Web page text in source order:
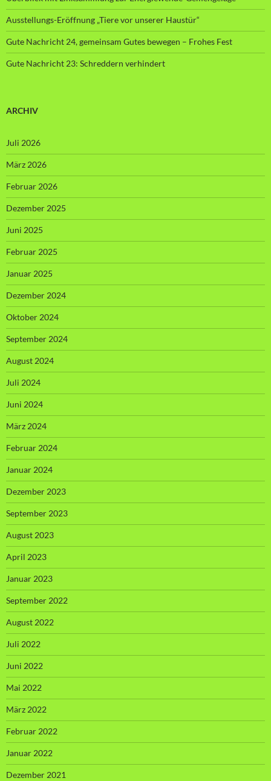
Ausstellungs-Eröffnung „Tiere vor unserer Haustür“
Gute Nachricht 24, gemeinsam Gutes bewegen – Frohes Fest
Gute Nachricht 23: Schreddern verhindert
ARCHIV
Juli 2026
März 2026
Februar 2026
Dezember 2025
Juni 2025
Februar 2025
Januar 2025
Dezember 2024
Oktober 2024
September 2024
August 2024
Juli 2024
Juni 2024
März 2024
Februar 2024
Januar 2024
Dezember 2023
September 2023
August 2023
April 2023
Januar 2023
September 2022
August 2022
Juli 2022
Juni 2022
Mai 2022
März 2022
Februar 2022
Januar 2022
Dezember 2021